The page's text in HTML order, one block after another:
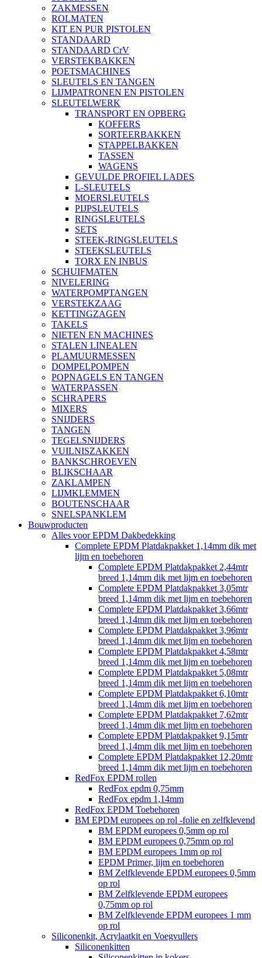
ZAKMESSEN
ROLMATEN
KIT EN PUR PISTOLEN
STANDAARD
STANDAARD CrV
VERSTEKBAKKEN
POETSMACHINES
SLEUTELS EN TANGEN
LIJMPATRONEN EN PISTOLEN
SLEUTELWERK
TRANSPORT EN OPBERG
KOFFERS
SORTEERBAKKEN
STAPPELBAKKEN
TASSEN
WAGENS
GEVULDE PROFIEL LADES
L-SLEUTELS
MOERSLEUTELS
PIJPSLEUTELS
RINGSLEUTELS
SETS
STEEK-RINGSLEUTELS
STEEKSLEUTELS
TORX EN INBUS
SCHUIFMATEN
NIVELERING
WATERPOMPTANGEN
VERSTEKZAAG
KETTINGZAGEN
TAKELS
NIETEN EN MACHINES
STALEN LINEALEN
PLAMUURMESSEN
DOMPELPOMPEN
POPNAGELS EN TANGEN
WATERPASSEN
SCHRAPERS
MIXERS
SNIJDERS
TANGEN
TEGELSNIJDERS
VUILNISZAKKEN
BANKSCHROEVEN
BLIKSCHAAR
ZAKLAMPEN
LIJMKLEMMEN
BOUTENSCHAAR
SNELSPANKLEM
Bouwproducten
Alles voor EPDM Dakbedekking
Complete EPDM Platdakpakket 1,14mm dik met
lijm en toebehoren
Complete EPDM Platdakpakket 2,44mtr
breed 1,14mm dik met lijm en toebehoren
Complete EPDM Platdakpakket 3,05mtr
breed 1,14mm dik met lijm en toebehoren
Complete EPDM Platdakpakket 3,66mtr
breed 1,14mm dik met lijm en toebehoren
Complete EPDM Platdakpakket 3,96mtr
breed 1,14mm dik met lijm en toebehoren
Complete EPDM Platdakpakket 4,58mtr
breed 1,14mm dik met lijm en toebehoren
Complete EPDM Platdakpakket 5,08mtr
breed 1,14mm dik met lijm en toebehoren
Complete EPDM Platdakpakket 6,10mtr
breed 1,14mm dik met lijm en toebehoren
Complete EPDM Platdakpakket 7,62mtr
breed 1,14mm dik met lijm en toebehoren
Complete EPDM Platdakpakket 9,15mtr
breed 1,14mm dik met lijm en toebehoren
Complete EPDM Platdakpakket 12,20mtr
breed 1,14mm dik met lijm en toebehoren
RedFox EPDM rollen
RedFox epdm 0,75mm
RedFox epdm 1,14mm
RedFox EPDM Toebehoren
BM EPDM europees op rol -folie en zelfklevend
BM EPDM europees 0,5mm op rol
BM EPDM europees 0,75mm op rol
BM EPDM europees 1mm op rol
EPDM Primer, lijm en toebehoren
BM Zelfklevende EPDM europees 0,5mm
op rol
BM Zelfklevende EPDM europees
0,75mm op rol
BM Zelfklevende EPDM europees 1 mm
op rol
Siliconenkit, Acrylaatkit en Voegvullers
Siliconenkitten